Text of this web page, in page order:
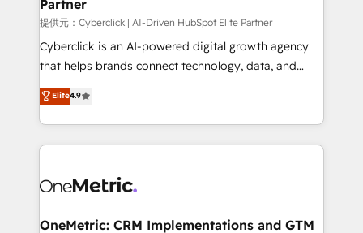
Partner
提供元：Cyberclick | AI-Driven HubSpot Elite Partner
Cyberclick is an AI-powered digital growth agency
that helps brands connect technology, data, and
creativity to achieve measurable results. Founded in
Barcelona and operating across Spain, LATAM, and
the UK, we support global companies in building
smarter marketing, sales, and customer success
Iberia (Spain & Portugal), we combine human insight
growth. Our multidisciplinary team designs solutions
Elite4.9
OneMetric: CRM Implementations and GTM